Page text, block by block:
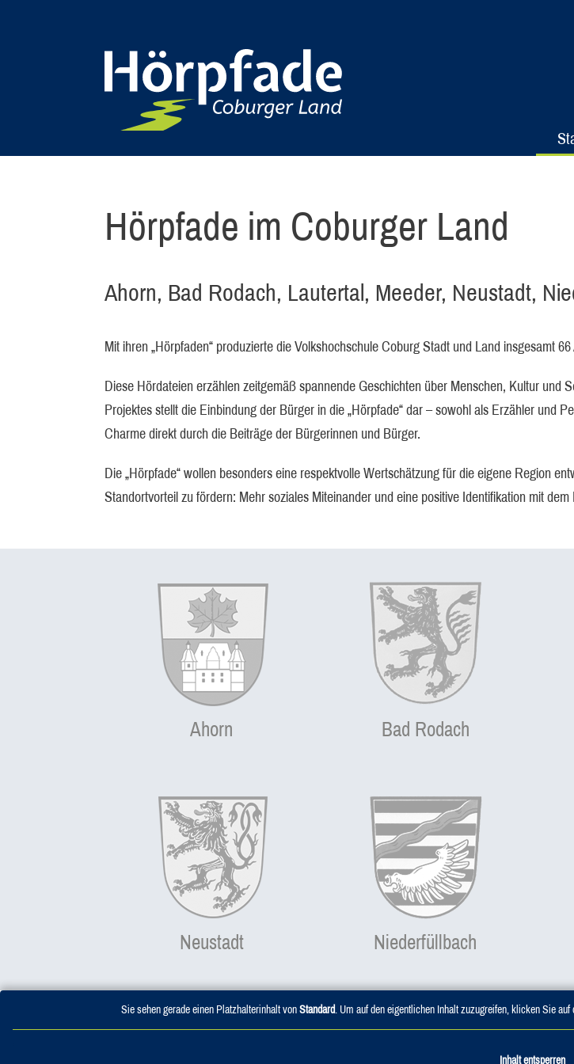
Hörpfade im Coburger Land
Ahorn, Bad Rodach, Lautertal, Meeder, Neustadt,
Mit ihren „Hörpfaden“ produzierte die Volkshochschule Coburg Stadt und Land insgesamt
Diese Hördateien erzählen zeitgemäß spannende Geschichten über Menschen, Kultur und
Projektes stellt die Einbindung der Bürger in die „Hörpfade“ dar – sowohl als Erzähler und
Charme direkt durch die Beiträge der Bürgerinnen und Bürger.
Die „Hörpfade“ wollen besonders eine respektvolle Wertschätzung für die eigene Region
Standortvorteil zu fördern: Mehr soziales Miteinander und eine positive Identifikation mit dem
Ahorn Bad Rodach
Neustadt Niederfüllbach
Sie sehen gerade einen Platzhalterinhalt von Standard. Um auf den eigentlichen Inhalt zuzugreifen, klicken Sie
Inhalt entsperren